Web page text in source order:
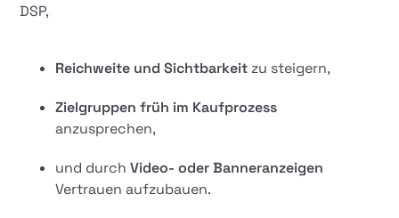
DSP,
Reichweite und Sichtbarkeit zu steigern,
Zielgruppen früh im Kaufprozess
anzusprechen,
und durchVideo- oder Banneranzeigen
Vertrauen aufzubauen.